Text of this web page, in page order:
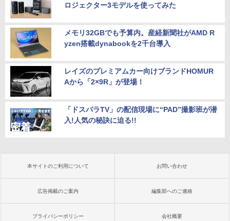
ロジェクター3モデルを使ってみた
メモリ32GBでも予算内。産経新聞社がAMD R
yzen搭載dynabookを2千台導入
レイズのプレミアムカー向けブランドHOMUR
Aから「2×9R」が登場！
「ドスパラTV」の配信現場に“PAD”撮影班が潜
入!人気の秘訣に迫る!!
本サイトのご利用について お問い合わせ
広告掲載のご案内 編集部へのご連絡
プライバシーポリシー 会社概要